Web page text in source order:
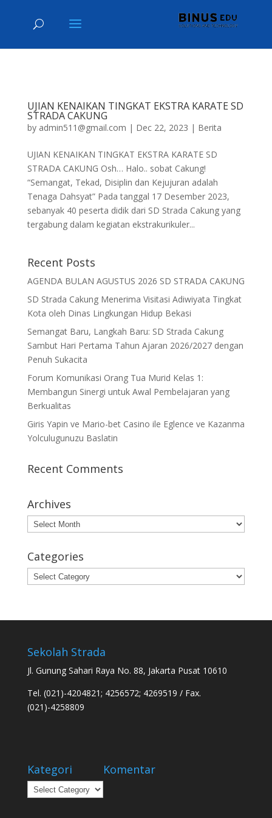
UJIAN KENAIKAN TINGKAT EKSTRA KARATE SD
STRADA CAKUNG
by admin511@gmail.com | Dec 22, 2023 | Berita
UJIAN KENAIKAN TINGKAT EKSTRA KARATE SD
STRADA CAKUNG Osh… Halo.. sobat Cakung!
“Semangat, Tekad, Disiplin dan Kejujuran adalah
Tenaga Dahsyat” Pada tanggal 17 Desember 2023,
sebanyak 40 peserta didik dari SD Strada Cakung yang
tergabung dalam kegiatan ekstrakurikuler...
Recent Posts
AGENDA BULAN AGUSTUS 2026 SD STRADA CAKUNG
SD Strada Cakung Menerima Visitasi Adiwiyata Tingkat
Kota oleh Dinas Lingkungan Hidup Bekasi
Semangat Baru, Langkah Baru: SD Strada Cakung
Sambut Hari Pertama Tahun Ajaran 2026/2027 dengan
Penuh Sukacita
Forum Komunikasi Orang Tua Murid Kelas 1:
Membangun Sinergi untuk Awal Pembelajaran yang
Berkualitas
Giris Yapin ve Mario-bet Casino ile Eglence ve Kazanma
Yolculugunuzu Baslatin
Recent Comments
Archives
Archives
Categories
Categories
Sekolah Strada
Jl. Gunung Sahari Raya No. 88, Jakarta Pusat 10610
Tel. (021)-4204821; 4256572; 4269519 / Fax.
(021)-4258809
Kategori
Kategori
Komentar